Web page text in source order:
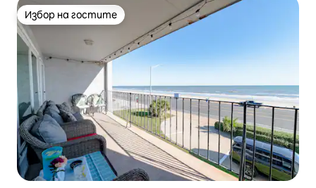
Избор на гостите
Избор на гостите